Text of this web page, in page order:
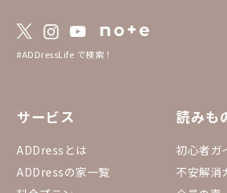
#ADDressLife で検索！
サービス
ADDressとは
ADDressの家一覧
読みも
初心者ガ
不安解消